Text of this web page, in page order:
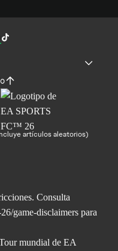
artículos aleatorios)
Consulta
game-disclaimers para
mundial de EA